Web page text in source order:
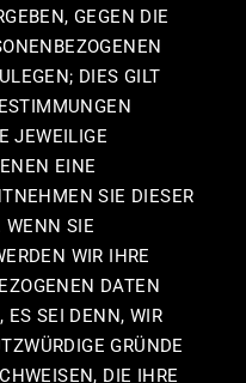
GEGEN DIE
DIES GILT
JEWEILIGE
EINE
SIE DIESER
WENN SIE
WIR IHRE
DATEN
ES SEI DENN, WIR
GRÜNDE
DIE IHRE